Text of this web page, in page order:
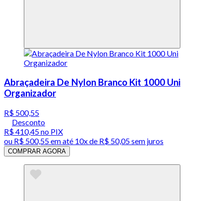
Abraçadeira De Nylon Branco Kit 1000 Uni
Organizador
R$ 500,55
Desconto
R$ 410,45no PIX
ou R$ 500,55em até 10x de R$ 50,05 sem juros
COMPRAR AGORA